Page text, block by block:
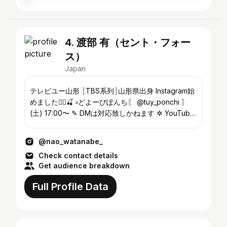
4. 渡部 有（セント・フォー
ス）
Japan
テレビユー山形 ┊TBS系列┊山形県出身 Instagram始
めました🙋‍♀️🍒 ▫️どよーびぽんち〖 @tuy_ponchi 〗
(土) 17:00〜 ✎ DMは対応致しかねます ✲ YouTube
@nao_watanabe_
Check contact details
Get audience breakdown
Full Profile Data